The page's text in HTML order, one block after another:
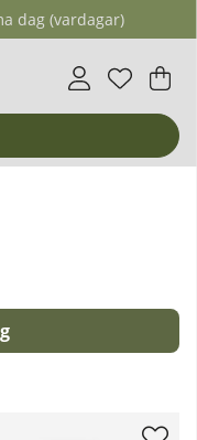
dag (vardagar)
Antal i
. .